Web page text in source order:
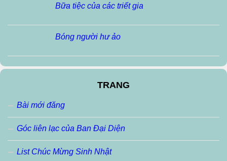
Bữa tiệc của các triết gia
Bóng người hư ảo
TRANG
Bài mới đăng
Góc liên lạc của Ban Đại Diện
List Chúc Mừng Sinh Nhật